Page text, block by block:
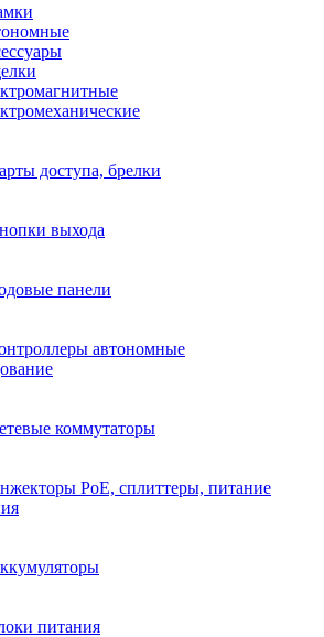
доступа, брелки
выхода
панели
автономные
коммутаторы
РоЕ, сплиттеры, питание
питания